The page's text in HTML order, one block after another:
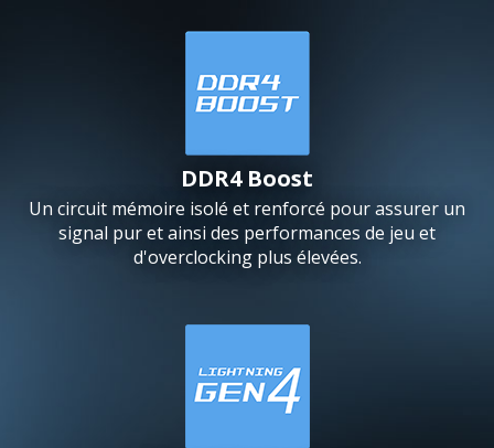
DDR4 Boost
Un circuit mémoire isolé et renforcé pour assurer un
signal pur et ainsi des performances de jeu et
d'overclocking plus élevées.